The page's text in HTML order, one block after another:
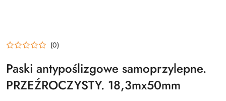
(0)
Paski antypoślizgowe samoprzylepne.
PRZEŹROCZYSTY. 18,3mx50mm